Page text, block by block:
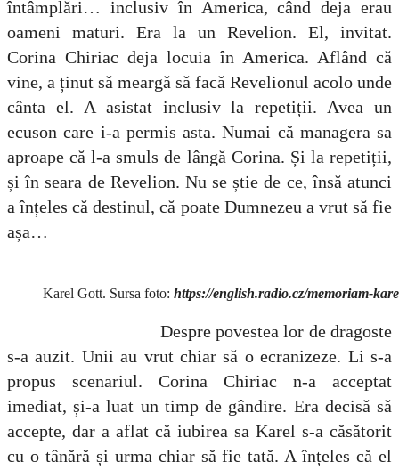
întâmplări… inclusiv în America, când deja erau
oameni maturi. Era la un Revelion. El, invitat.
Corina Chiriac deja locuia în America. Aflând că
vine, a ținut să meargă să facă Revelionul acolo unde
cânta el. A asistat inclusiv la repetiții. Avea un
ecuson care i-a permis asta. Numai că managera sa
aproape că l-a smuls de lângă Corina. Și la repetiții,
și în seara de Revelion. Nu se știe de ce, însă atunci
a înțeles că destinul, că poate Dumnezeu a vrut să fie
așa…
Karel Gott. Sursa foto: https://english.radio.cz/memoriam-
Despre povestea lor de dragoste
s-a auzit. Unii au vrut chiar să o ecranizeze. Li s-a
propus scenariul. Corina Chiriac n-a acceptat
imediat, și-a luat un timp de gândire. Era decisă să
accepte, dar a aflat că iubirea sa Karel s-a căsătorit
cu o tânără și urma chiar să fie tată. A înțeles că el